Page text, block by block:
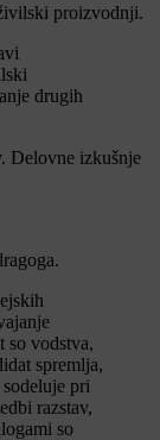
proizvodnji.
drugih
Delovne izkušnje
so vodstva,
spremlja,
pri
razstav,
so